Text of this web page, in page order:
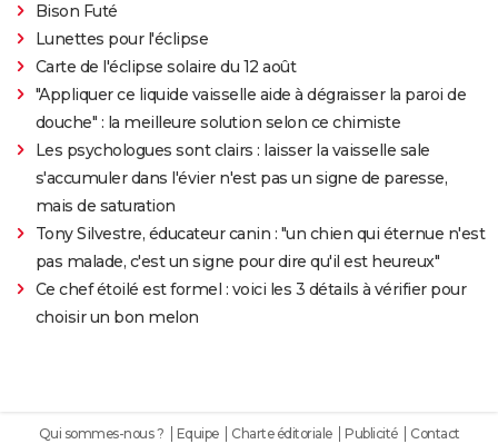
Bison Futé
Lunettes pour l'éclipse
Carte de l'éclipse solaire du 12 août
"Appliquer ce liquide vaisselle aide à dégraisser la paroi de
douche" : la meilleure solution selon ce chimiste
Les psychologues sont clairs : laisser la vaisselle sale
s'accumuler dans l'évier n'est pas un signe de paresse,
mais de saturation
Tony Silvestre, éducateur canin : "un chien qui éternue n'est
pas malade, c'est un signe pour dire qu'il est heureux"
Ce chef étoilé est formel : voici les 3 détails à vérifier pour
choisir un bon melon
Qui sommes-nous ? Equipe Charte éditoriale Publicité Contact